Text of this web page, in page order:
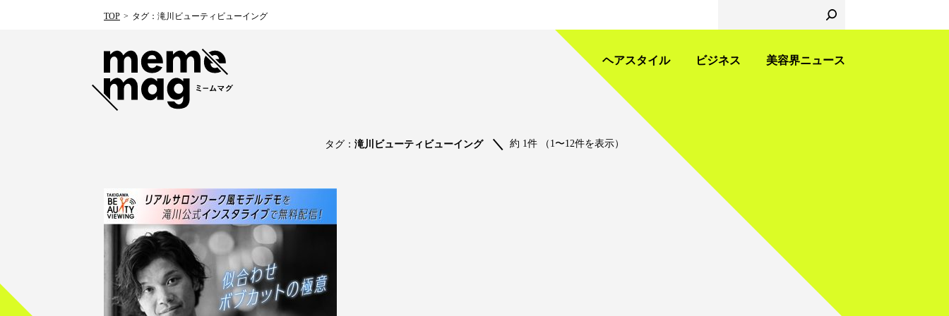
ヘアスタイル ビジネス 美容界ニュース
TOP タグ：滝川ビューティビューイング
タグ： 滝川ビューティビューイング 約 1件 （1〜12件を表示）